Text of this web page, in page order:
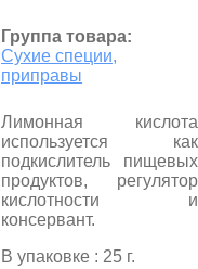
Группа товара:
Сухие специи,
приправы
Лимонная кислота
используется как
подкислитель пищевых
продуктов, регулятор
кислотности и
консервант.
В упаковке : 25 г.